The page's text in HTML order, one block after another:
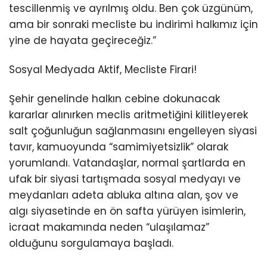
tescillenmiş ve ayrılmış oldu. Ben çok üzgünüm,
ama bir sonraki mecliste bu indirimi halkımız için
yine de hayata geçireceğiz.”
Sosyal Medyada Aktif, Mecliste Firari!
Şehir genelinde halkın cebine dokunacak
kararlar alınırken meclis aritmetiğini kilitleyerek
salt çoğunluğun sağlanmasını engelleyen siyasi
tavır, kamuoyunda “samimiyetsizlik” olarak
yorumlandı. Vatandaşlar, normal şartlarda en
ufak bir siyasi tartışmada sosyal medyayı ve
meydanları adeta abluka altına alan, şov ve
algı siyasetinde en ön safta yürüyen isimlerin,
icraat makamında neden “ulaşılamaz”
olduğunu sorgulamaya başladı.